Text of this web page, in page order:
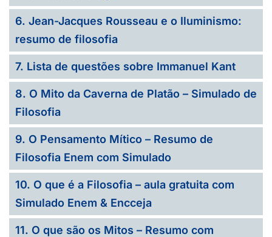
6. Jean-Jacques Rousseau e o Iluminismo:
resumo de filosofia
7. Lista de questões sobre Immanuel Kant
8. O Mito da Caverna de Platão – Simulado de
Filosofia
9. O Pensamento Mítico – Resumo de
Filosofia Enem com Simulado
10. O que é a Filosofia – aula gratuita com
Simulado Enem & Encceja
11. O que são os Mitos – Resumo com